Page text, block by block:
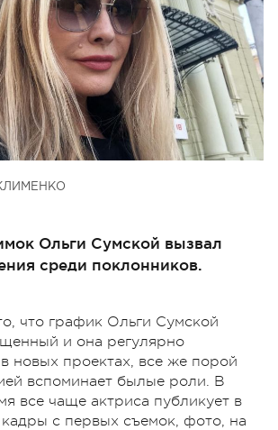
Ольги Сумской вызвал
среди поклонников.
что график Ольги Сумской
и она регулярно
в новых проектах, все же порой
вспоминает былые роли. В
все чаще актриса публикует в
с первых съемок, фото, на